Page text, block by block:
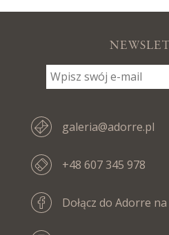
galeria@adorre.pl
+48 607 345 978
Dołącz do Adorre na